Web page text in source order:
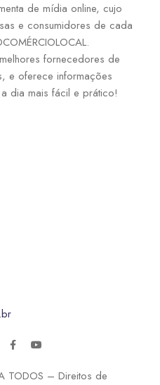
de mídia online, cujo
e consumidores de cada
fornecedores de
e oferece informações
dia mais fácil e prático!
TODOS – Direitos de